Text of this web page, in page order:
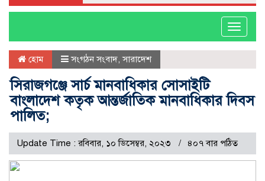
Toggle
হোম সংগঠন সংবাদ,সারাদেশ
সিরাজগঞ্জে সার্চ মানবাধিকার সোসাইটি
বাংলাদেশ কতৃক আন্তর্জাতিক মানবাধিকার দিবস
পালিত;
Update Time : রবিবার, ১০ ডিসেম্বর, ২০২৩ ৪০৭ বার পঠিত